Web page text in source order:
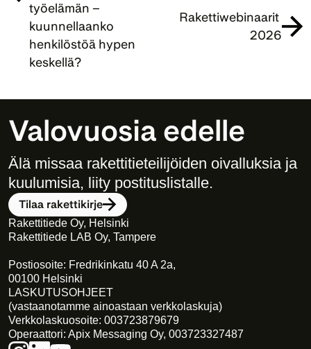
työelämän –
kuunnellaanko
henkilöstöä hypen
keskellä?
Rakettiwebinaarit
2026
Valovuosia edelle
Älä missaa rakettitieteilijöiden oivalluksia ja
kuulumisia, liity postituslistalle.
Tilaa rakettikirje
Rakettitiede Oy, Helsinki
Rakettitiede LAB Oy, Tampere
Postiosoite: Fredrikinkatu 40 A 2a,
00100 Helsinki
LASKUTUSOHJEET
(vastaanotamme ainoastaan verkkolaskuja)
Verkkolaskuosoite: 003723879679
Operaattori: Apix Messaging Oy, 003723327487